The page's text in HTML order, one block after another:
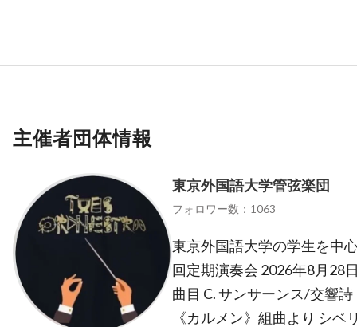
主催者団体情報
東京外国語大学管弦楽団
フォロワー数：1063
東京外国語大学の学生を中
回定期演奏会 2026年8月28
曲目 C. サンサーンス/交響
《カルメン》組曲より シ